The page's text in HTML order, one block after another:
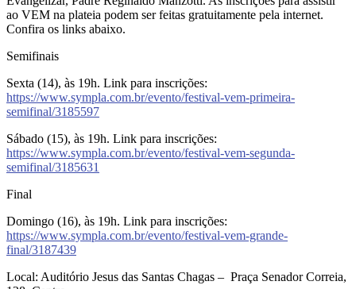
ao VEM na plateia podem ser feitas gratuitamente pela internet.
Confira os links abaixo.
Semifinais
Sexta (14), às 19h. Link para inscrições:
https://www.sympla.com.br/evento/festival-vem-primeira-
semifinal/3185597
Sábado (15), às 19h. Link para inscrições:
https://www.sympla.com.br/evento/festival-vem-segunda-
semifinal/3185631
Final
Domingo (16), às 19h. Link para inscrições:
https://www.sympla.com.br/evento/festival-vem-grande-
final/3187439
Local: Auditório Jesus das Santas Chagas – Praça Senador Correia,